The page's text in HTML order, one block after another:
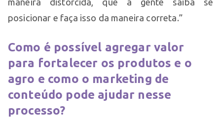
posicionar e faça isso da maneira correta.”
Como é possível agregar valor
para fortalecer os produtos e o
agro e como o marketing de
conteúdo pode ajudar nesse
processo?